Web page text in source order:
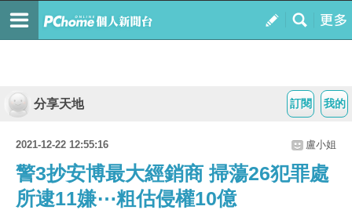
我的
訂閱
分享天地
2021-12-22 12:55:16 盧小姐
警3抄安博最大經銷商 掃蕩26犯罪處
所逮11嫌⋯粗估侵權10億